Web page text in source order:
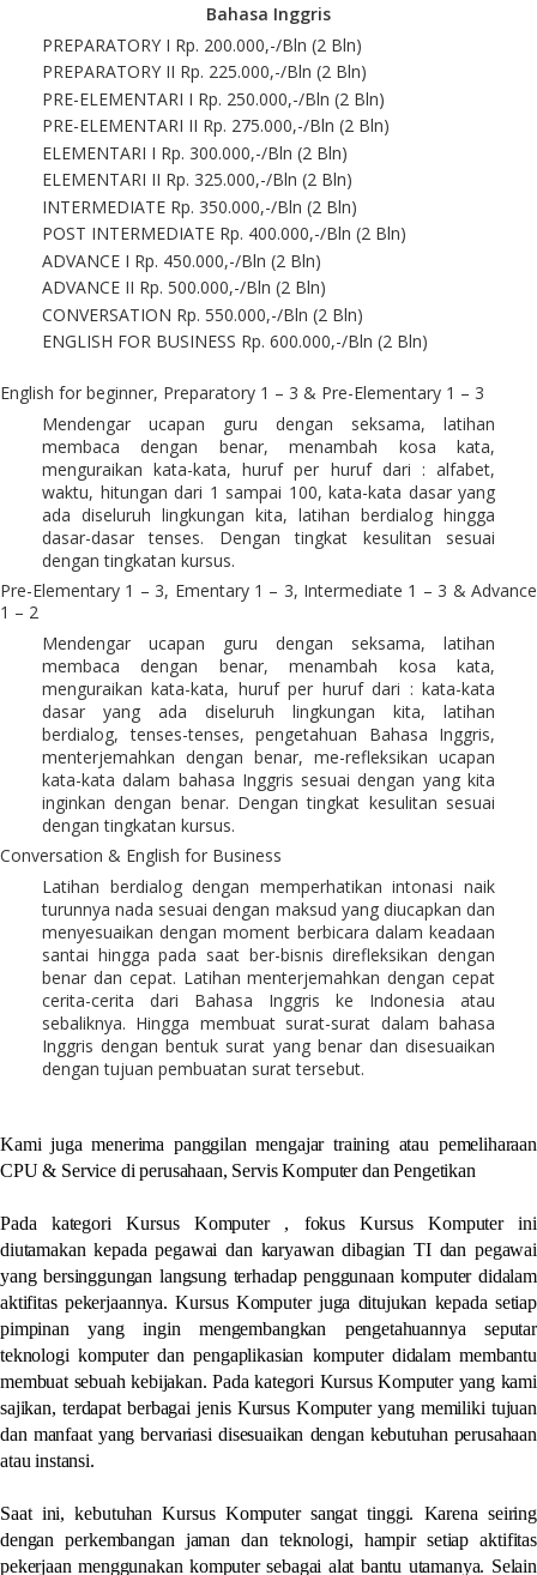
Bahasa Inggris
PREPARATORY I Rp. 200.000,-/Bln (2 Bln)
PREPARATORY II Rp. 225.000,-/Bln (2 Bln)
PRE-ELEMENTARI I Rp. 250.000,-/Bln (2 Bln)
PRE-ELEMENTARI II Rp. 275.000,-/Bln (2 Bln)
ELEMENTARI I Rp. 300.000,-/Bln (2 Bln)
ELEMENTARI II Rp. 325.000,-/Bln (2 Bln)
INTERMEDIATE Rp. 350.000,-/Bln (2 Bln)
POST INTERMEDIATE Rp. 400.000,-/Bln (2 Bln)
ADVANCE I Rp. 450.000,-/Bln (2 Bln)
ADVANCE II Rp. 500.000,-/Bln (2 Bln)
CONVERSATION Rp. 550.000,-/Bln (2 Bln)
ENGLISH FOR BUSINESS Rp. 600.000,-/Bln (2 Bln)
English for beginner, Preparatory 1 – 3 & Pre-Elementary 1 – 3
Mendengar ucapan guru dengan seksama, latihan
membaca dengan benar, menambah kosa kata,
menguraikan kata-kata, huruf per huruf dari : alfabet,
waktu, hitungan dari 1 sampai 100, kata-kata dasar yang
ada diseluruh lingkungan kita, latihan berdialog hingga
dasar-dasar tenses. Dengan tingkat kesulitan sesuai
dengan tingkatan kursus.
Pre-Elementary 1 – 3, Ementary 1 – 3, Intermediate 1 – 3 & Advance
1 – 2
Mendengar ucapan guru dengan seksama, latihan
membaca dengan benar, menambah kosa kata,
menguraikan kata-kata, huruf per huruf dari : kata-kata
dasar yang ada diseluruh lingkungan kita, latihan
berdialog, tenses-tenses, pengetahuan Bahasa Inggris,
menterjemahkan dengan benar, me-refleksikan ucapan
kata-kata dalam bahasa Inggris sesuai dengan yang kita
inginkan dengan benar. Dengan tingkat kesulitan sesuai
dengan tingkatan kursus.
Conversation & English for Business
Latihan berdialog dengan memperhatikan intonasi naik
turunnya nada sesuai dengan maksud yang diucapkan dan
menyesuaikan dengan moment berbicara dalam keadaan
santai hingga pada saat ber-bisnis direfleksikan dengan
benar dan cepat. Latihan menterjemahkan dengan cepat
cerita-cerita dari Bahasa Inggris ke Indonesia atau
sebaliknya. Hingga membuat surat-surat dalam bahasa
Inggris dengan bentuk surat yang benar dan disesuaikan
dengan tujuan pembuatan surat tersebut.
Kami juga menerima panggilan mengajar training atau pemeliharaan
CPU & Service di perusahaan, Servis Komputer dan Pengetikan
Pada kategori Kursus Komputer , fokus Kursus Komputer ini
diutamakan kepada pegawai dan karyawan dibagian TI dan pegawai
yang bersinggungan langsung terhadap penggunaan komputer didalam
aktifitas pekerjaannya. Kursus Komputer juga ditujukan kepada setiap
pimpinan yang ingin mengembangkan pengetahuannya seputar
teknologi komputer dan pengaplikasian komputer didalam membantu
membuat sebuah kebijakan. Pada kategori Kursus Komputer yang kami
sajikan, terdapat berbagai jenis Kursus Komputer yang memiliki tujuan
dan manfaat yang bervariasi disesuaikan dengan kebutuhan perusahaan
atau instansi.
Saat ini, kebutuhan Kursus Komputer sangat tinggi. Karena seiring
dengan perkembangan jaman dan teknologi, hampir setiap aktifitas
pekerjaan menggunakan komputer sebagai alat bantu utamanya. Selain